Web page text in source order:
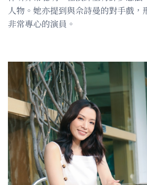
人物。她亦提到與佘詩曼的對手戲，
非常專心的演員。